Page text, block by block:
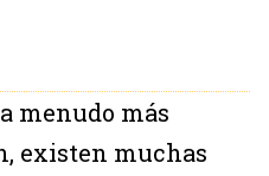
menudo más
existen muchas